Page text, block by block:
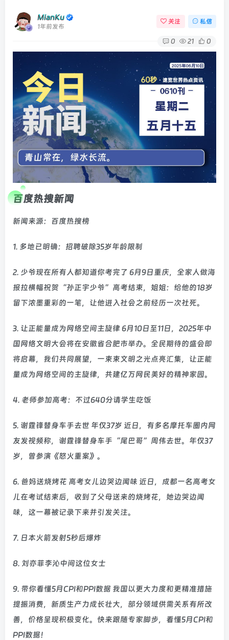
MianKu
1年前发布
关注 私信
0 21 0
百度热搜新闻
新闻来源：百度热搜榜
1. 多地已明确：招聘破除35岁年龄限制
2. 少爷现在所有人都知道你考完了 6月9日重庆，全家人做海
报拉横幅祝贺“孙正宇少爷”高考结束，姐姐：给他的18岁
留下浓墨重彩的一笔，让他进入社会之前经历一次社死。
3. 让正能量成为网络空间主旋律 6月10日至11日，2025年中
国网络文明大会将在安徽省合肥市举办。全民期待的盛会即
将启幕，我们共同展望，一束束文明之光点亮汇集，让正能
量成为网络空间的主旋律，共建亿万网民美好的精神家园。
4. 老师参加高考：不过640分请学生吃饭
5. 谢霆锋替身车手去世 年仅37岁 近日，有多名摩托车圈内网
友发视频称，谢霆锋替身车手“尾巴哥”周伟去世。年仅37
岁，曾参演《怒火重案》。
6. 爸妈送烧烤花 高考女儿边哭边闻味 近日，成都一名高考女
儿在考试结束后，收到了父母送来的烧烤花，她边哭边闻
味，这一幕被记录下来并引发关注。
7. 日本火箭发射5秒后爆炸
8. 刘亦菲李沁中间这位女士
9. 带你看懂5月CPI和PPI数据 我国以更大力度和更精准措施
提振消费，新质生产力成长壮大，部分领域供需关系有所改
善，价格呈现积极变化。快来跟随专家脚步，看懂5月CPI和
PPI数据！